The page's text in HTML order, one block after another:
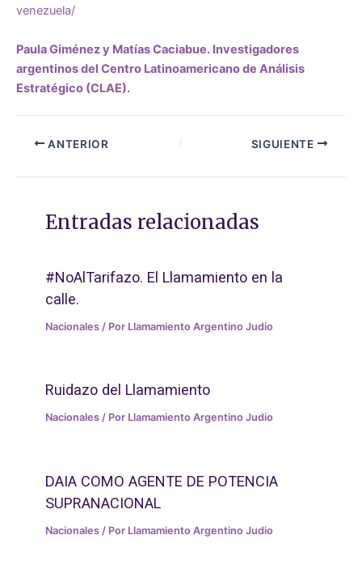
venezuela/
Paula Giménez y Matías Caciabue. Investigadores
argentinos del Centro Latinoamericano de Análisis
Estratégico (CLAE).
ANTERIOR SIGUIENTE
Entradas relacionadas
#NoAlTarifazo. El Llamamiento en la
calle.
Nacionales / Por Llamamiento Argentino Judio
Ruidazo del Llamamiento
Nacionales / Por Llamamiento Argentino Judio
DAIA COMO AGENTE DE POTENCIA
SUPRANACIONAL
Nacionales / Por Llamamiento Argentino Judio